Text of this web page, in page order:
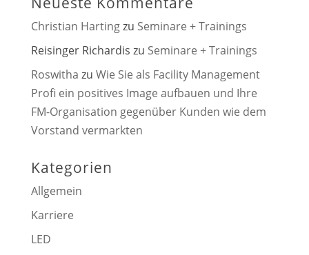
Christian Hartingzu Seminare + Trainings
Reisinger Richardis zu Seminare + Trainings
Roswitha zu Wie Sie als Facility Management
Profi ein positives Image aufbauen und Ihre
FM-Organisation gegenüber Kunden wie dem
Vorstand vermarkten
Kategorien
Allgemein
Karriere
LED